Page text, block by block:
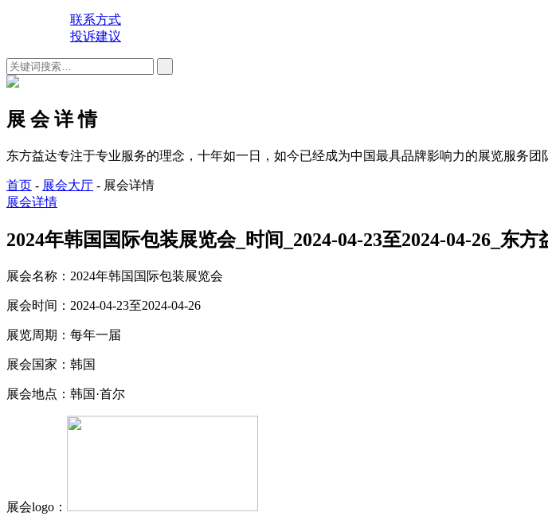
联系方式
投诉建议
展 会 详 情
东方益达专注于专业服务的理念，十年如一日，如今已经成为中国最具品牌影响力的展览服务团
首页 - 展会大厅 - 展会详情
展会详情
2024年韩国国际包装展览会_时间_2024-04-23至2024-04-26_东方
展会名称： 2024年韩国国际包装展览会
展会时间： 2024-04-23至2024-04-26
展览周期： 每年一届
展会国家： 韩国
展会地点： 韩国·首尔
展会logo：